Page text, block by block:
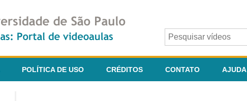
POLÍTICA DE USO CRÉDITOS CONTATO AJUDA